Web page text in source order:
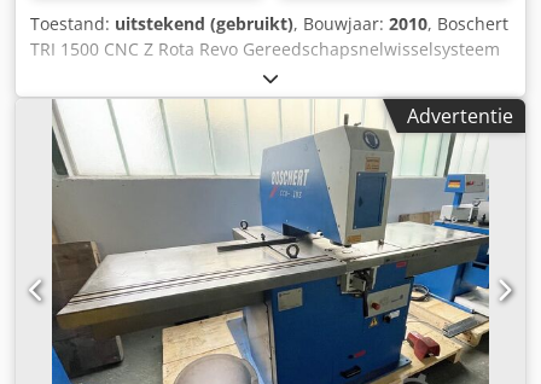
Toestand: uitstekend (gebruikt), Bouwjaar: 2010, Boschert
TRI 1500 CNC Z Rota Revo Gereedschapsnelwisselsysteem
TRUMPF Stanskracht: 3x 280 kN (28 ton) Station 1: TRUMPF-
systeemgereedschap - Grootte 3 (105 mm) met sproei-
inrichting Station 2: TRUMPF-systeemgereedschap -
Grootte 3 (105 mm), rotatie vrij indexeerbaar Station 3:
TRUMPF-systeemgereedschap/Boschert Revotool - Grootte
3 (105 mm), incl. Revotool 8-voudige gereedschapshouder
Verplaatsingswegen: X-as 3000 mm (herpositionering tot
9999 mm), Y-as 1580 mm Uitlading stansarm: 1730 mm
Gereedschapssysteem TRUMPF Gr. 1-3 (105 mm) Labod
32060 grafische besturing / programmeerbaar voor
werkplaats Max. plaatdikte: 6 mm (klemopening) Max.
slaghoogte: 90 mm, boven en onder traploos
programmeerbaar Stansrestafzuiging Kogelrollen in de
Advertentie